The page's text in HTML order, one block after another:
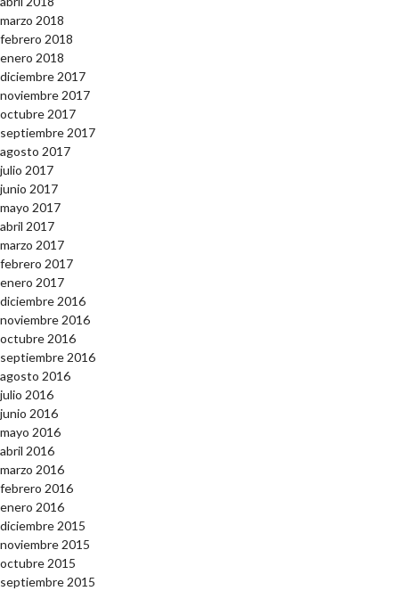
marzo 2018
febrero 2018
enero 2018
diciembre 2017
noviembre 2017
octubre 2017
septiembre 2017
agosto 2017
julio 2017
junio 2017
mayo 2017
abril 2017
marzo 2017
febrero 2017
enero 2017
diciembre 2016
noviembre 2016
octubre 2016
septiembre 2016
agosto 2016
julio 2016
junio 2016
mayo 2016
abril 2016
marzo 2016
febrero 2016
enero 2016
diciembre 2015
noviembre 2015
octubre 2015
septiembre 2015